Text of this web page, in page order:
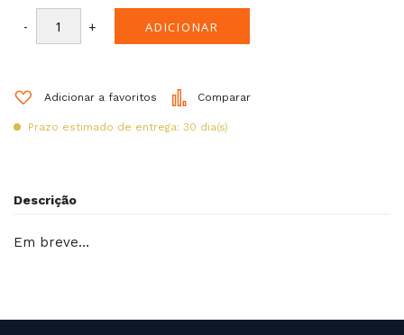
- + ADICIONAR
Adicionar a favoritos Comparar
Prazo estimado de entrega: 30 dia(s)
Descrição
Em breve…